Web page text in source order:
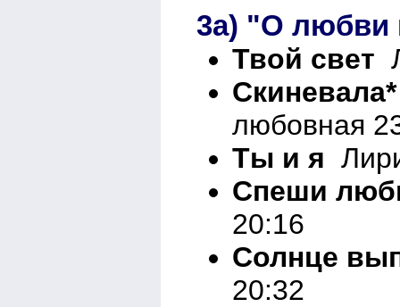
3а) "О любви
Твой свет
любовная
Ты и я
Спеши
20:16
Солнце
20:32